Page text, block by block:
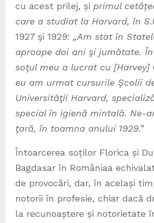
cu acest prilej, și primul
care a studiat la Harvard, în
1927 şi 1929: „Am stat în
aproape doi ani şi jumătate.
soţul meu a lucrat cu [Harvey]
eu am urmat cursurile Şcolii
Universităţii Harvard,
special în igienă mintală. Ne-
ţară, în toamna anului 1929.”
Întoarcerea soților Florica și
Bagdasar în Româniaa
de provocări, dar, în același
notorii în profesie, chiar dacă
la recunoaștere și notorietate